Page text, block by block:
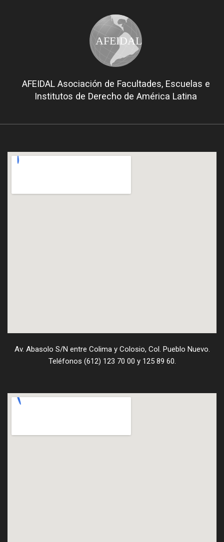
AFEIDAL
AFEIDAL Asociación de Facultades, Escuelas e
Institutos de Derecho de América Latina
Av. Abasolo S/N entre Colima y Colosio, Col. Pueblo Nuevo.
Teléfonos (612) 123 70 00 y 125 89 60.